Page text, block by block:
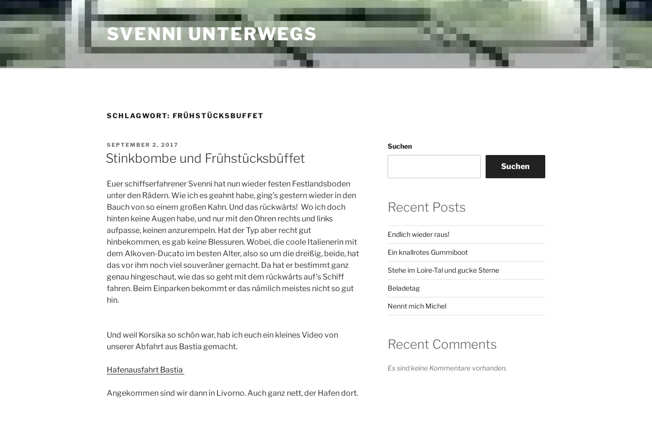
Inhalt
springen
SVENNI UNTERWEGS
SCHLAGWORT: FRÜHSTÜCKSBUFFET
VERÖFFENTLICHT
AM
SEPTEMBER 2, 2017
Stinkbombe und Frühstücksbüffet
Euer schiffserfahrener Svenni hat nun wieder festen Festlandsboden
unter den Rädern. Wie ich es geahnt habe, ging’s gestern wieder in den
Bauch von so einem großen Kahn. Und das rückwärts! Wo ich doch
hinten keine Augen habe, und nur mit den Ohren rechts und links
aufpasse, keinen anzurempeln. Hat der Typ aber recht gut
hinbekommen, es gab keine Blessuren. Wobei, die coole Italienerin mit
dem Alkoven-Ducato im besten Alter, also so um die dreißig, beide, hat
das vor ihm noch viel souveräner gemacht. Da hat er bestimmt ganz
genau hingeschaut, wie das so geht mit dem rückwärts auf’s Schiff
fahren. Beim Einparken bekommt er das nämlich meistes nicht so gut
hin.
Und weil Korsika so schön war, hab ich euch ein kleines Video von
unserer Abfahrt aus Bastia gemacht.
Hafenausfahrt Bastia
Angekommen sind wir dann in Livorno. Auch ganz nett, der Hafen dort.
Suchen
Suchen
Recent Posts
Endlich wieder raus!
Ein knallrotes Gummiboot
Stehe im Loire-Tal und gucke Sterne
Beladetag
Nennt mich Michel
Recent Comments
Es sind keine Kommentare vorhanden.